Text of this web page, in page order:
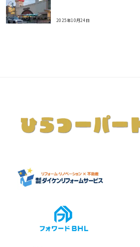
2025年10月24日